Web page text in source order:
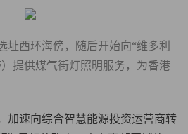
址西环海傍，随后开始向“维多利
提供煤气街灯照明服务，为香港
加速向综合智慧能源投资运营商转